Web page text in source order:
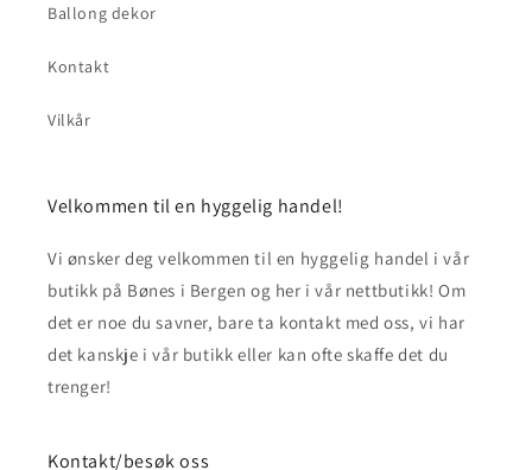
Ballong dekor
Kontakt
Vilkår
Velkommen til en hyggelig handel!
Vi ønsker deg velkommen til en hyggelig handel i vår
butikk på Bønes i Bergen og her i vår nettbutikk! Om
det er noe du savner, bare ta kontakt med oss, vi har
det kanskje i vår butikk eller kan ofte skaffe det du
trenger!
Kontakt/besøk oss